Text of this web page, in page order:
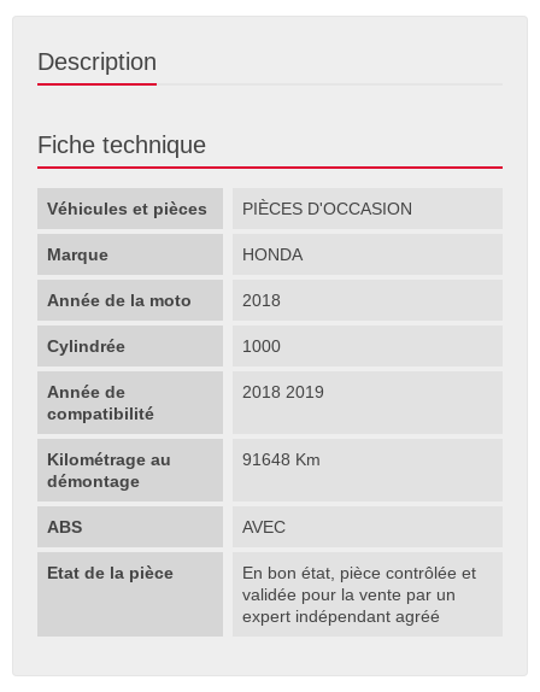
Description
Fiche technique
Véhicules et pièces PIÈCES D'OCCASION
Marque HONDA
Année de la moto 2018
Cylindrée 1000
Année de
compatibilité
2018 2019
Kilométrage au
démontage
91648 Km
ABS AVEC
Etat de la pièce
En bon état, pièce contrôlée et
validée pour la vente par un
expert indépendant agréé